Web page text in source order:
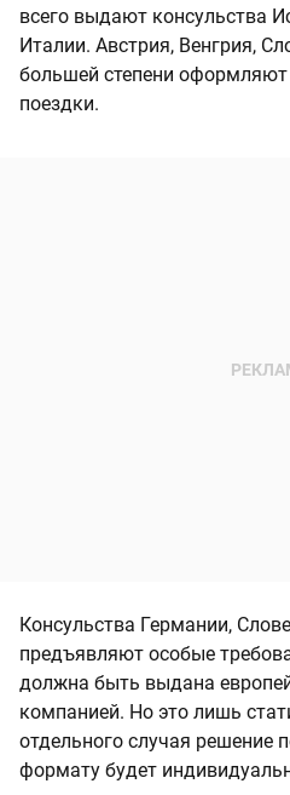
всего выдают консульства
Италии. Австрия, Венгрия,
большей степени
поездки.
Консульства Германии,
предъявляют особые
должна быть выдана
компанией. Но это лишь
отдельного случая решение
формату будет